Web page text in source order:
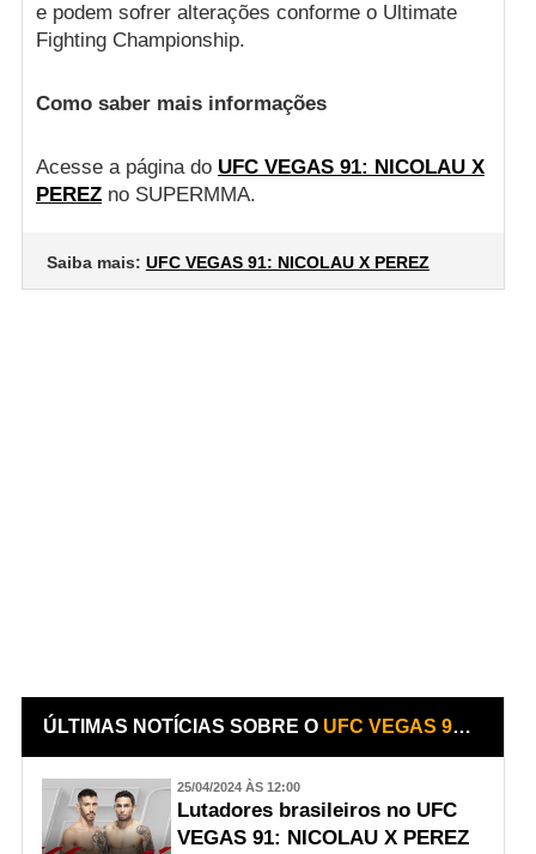
e podem sofrer alterações conforme o Ultimate
Fighting Championship.
Como saber mais informações
Acesse a página do UFC VEGAS 91: NICOLAU X
PEREZno SUPERMMA.
Saiba mais: UFC VEGAS 91: NICOLAU X PEREZ
ÚLTIMAS NOTÍCIAS SOBRE O UFC VEGAS 91: NICOLAU X PEREZ
25/04/2024 ÀS 12:00
Lutadores brasileiros no UFC
VEGAS 91: NICOLAU X PEREZ